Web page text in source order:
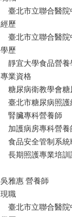
臺北市立聯合醫院
經歷
臺北市立聯合醫院
學歷
靜宜大學食品營養
專業資格
糖尿病衛教學會糖
臺北市糖尿病照護
腎臟專科營養師
加護病房專科營養
食品安全管制系統
長期照護專業培
吳雅惠 營養師
現職
臺北市立聯合醫院